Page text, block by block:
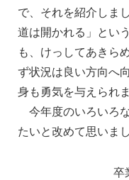
で、それを紹介しま
道は開かれる」とい
も、けっしてあきら
ず状況は良い方向へ
身も勇気を与えられま
今年度のいろいろ
たいと改めて思いまし
卒